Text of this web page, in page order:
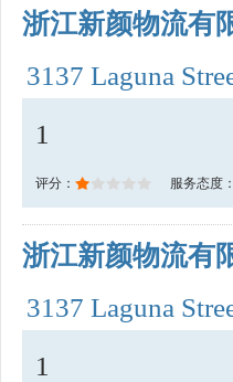
浙江新颜物流有
3137 Laguna
1
评分： 服务态度：
浙江新颜物流有
3137 Laguna
1